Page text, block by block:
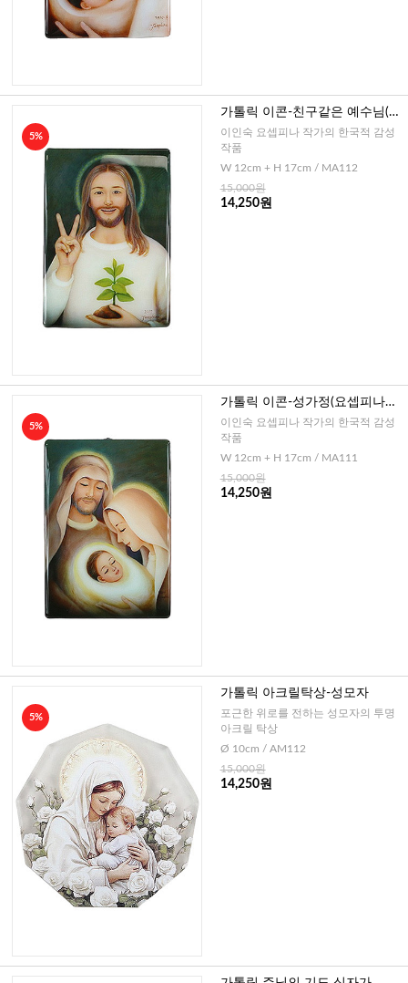
5%
가톨릭 이콘-친구같은 예수님(요
셉피나作)-소
이인숙 요셉피나 작가의 한국적 감성
작품
W 12cm + H 17cm / MA112
15,000원
14,250원
5%
가톨릭 이콘-성가정(요셉피나作)
-소
이인숙 요셉피나 작가의 한국적 감성
작품
W 12cm + H 17cm / MA111
15,000원
14,250원
5%
가톨릭 아크릴탁상-성모자
포근한 위로를 전하는 성모자의 투명
아크릴 탁상
Ø 10cm / AM112
15,000원
14,250원